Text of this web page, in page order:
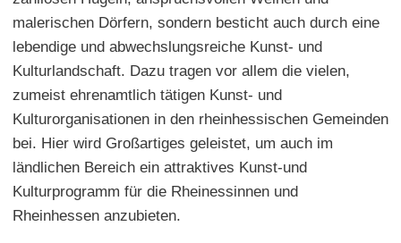
malerischen Dörfern, sondern besticht auch durch eine
lebendige und abwechslungsreiche Kunst- und
Kulturlandschaft. Dazu tragen vor allem die vielen,
zumeist ehrenamtlich tätigen Kunst- und
Kulturorganisationen in den rheinhessischen Gemeinden
bei. Hier wird Großartiges geleistet, um auch im
ländlichen Bereich ein attraktives Kunst-und
Kulturprogramm für die Rheinessinnen und
Rheinhessen anzubieten.